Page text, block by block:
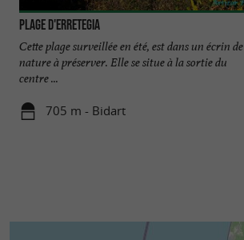
Plage d'Erretegia
Cette plage surveillée en été, est dans un écrin de
nature à préserver. Elle se situe à la sortie du
centre ...
705 m - Bidart